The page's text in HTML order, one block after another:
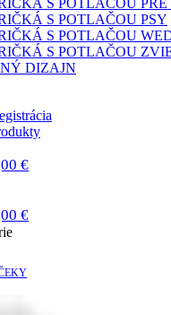
S POTLAČOU PRE
S POTLAČOU PSY
S POTLAČOU
S POTLAČOU
DIZAJN
€
€